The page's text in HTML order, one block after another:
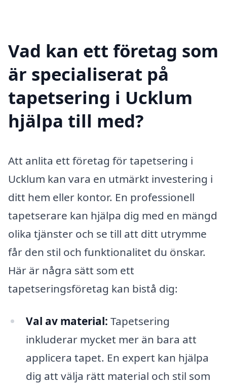
Vad kan ett företag som
är specialiserat på
tapetsering i Ucklum
hjälpa till med?
Att anlita ett företag för tapetsering i
Ucklum kan vara en utmärkt investering i
ditt hem eller kontor. En professionell
tapetserare kan hjälpa dig med en mängd
olika tjänster och se till att ditt utrymme
får den stil och funktionalitet du önskar.
Här är några sätt som ett
tapetseringsföretag kan bistå dig:
Val av material: Tapetsering
inkluderar mycket mer än bara att
applicera tapet. En expert kan hjälpa
dig att välja rätt material och stil som